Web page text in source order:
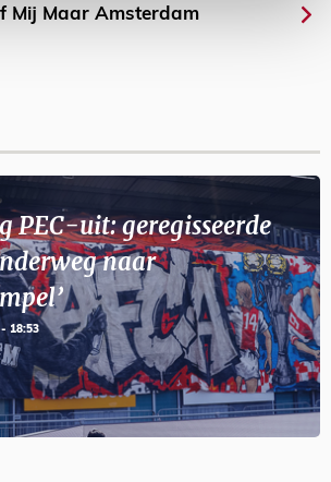
Mij Maar Amsterdam
PEC-uit: geregisseerde
naar
- 18:53